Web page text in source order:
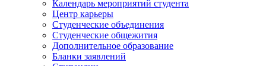
Календарь мероприятий студента
Центр карьеры
Студенческие объединения
Студенческие общежития
Дополнительное образование
Бланки заявлений